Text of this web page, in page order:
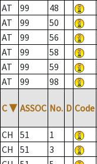
AT
99 48
AT
99 50
AT
99 56
AT
99 58
AT
99 59
AT
99 98
C ▼ ASSOC No. D Code
CH 51 1
CH
51 3